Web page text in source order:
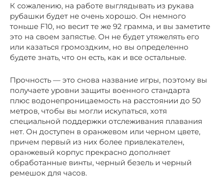
К сожалению, на работе выглядывать из рукава
рубашки будет не очень хорошо. Он немного
тоньше F10, но весит те же 92 грамма, и вы заметите
это на своем запястье. Он не будет утяжелять его
или казаться громоздким, но вы определенно
будете знать, что он есть, как и все остальные.
Прочность — это снова название игры, поэтому вы
получаете уровни защиты военного стандарта
плюс водонепроницаемость на расстоянии до 50
метров, чтобы вы могли искупаться, хотя
специальной поддержки отслеживания плавания
нет. Он доступен в оранжевом или черном цвете,
причем первый из них более привлекателен,
оранжевый корпус прекрасно дополняет
обработанные винты, черный безель и черный
ремешок для часов.